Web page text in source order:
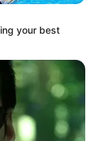
Λίζα»
Λεονάρντο Ντα
your best